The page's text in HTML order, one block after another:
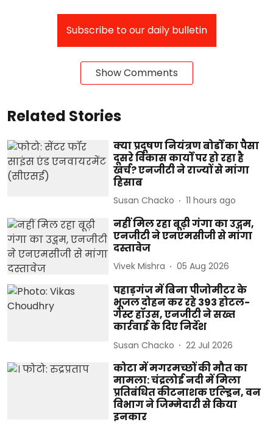
Subscribe to our daily bulletin
Show Comments
Related Stories
क्या प्रदूषण नियंत्रण बोर्डों का पैसा
दूसरे विकास कार्यों पर हो रहा है
खर्च? एनजीटी ने राज्यों से मांगा
हिसाब
Susan Chacko 11 hours ago
नहीं मिल रहा बूढ़ी गंगा का उद्गम,
एनजीटी ने एनएमसीजी से मांगा
दस्तावेज
Vivek Mishra 05 Aug 2026
पहाड़गंज में बिना पीजोमीटर के
भूजल दोहन कर रहे 393 होटल-
गेस्ट हॉउस, एनजीटी ने सख्त
कार्रवाई के दिए निर्देश
Susan Chacko 22 Jul 2026
कोटा में मगरमच्छों की मौत का
मामला: चंद्रलोई नदी में मिला
प्रतिबंधित कीटनाशक एल्ड्रिन, वन
विभाग ने जिम्मेदारी से किया
इनकार